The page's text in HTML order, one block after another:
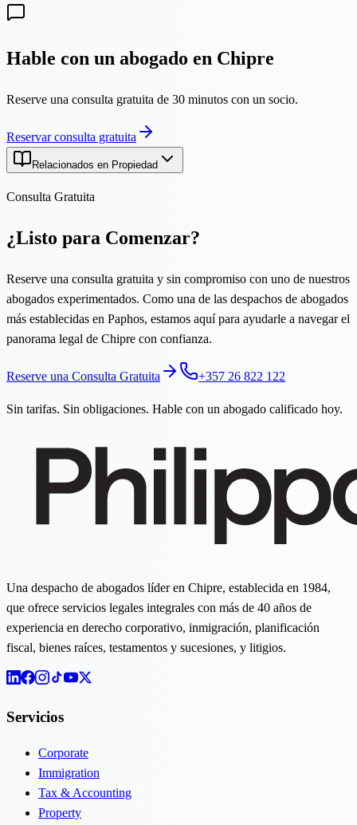
Hable con un abogado en Chipre
Reserve una consulta gratuita de 30 minutos con un socio.
Reservar consulta gratuita
Relacionados en Propiedad
Consulta Gratuita
¿Listo para Comenzar?
Reserve una consulta gratuita y sin compromiso con uno de nuestros
abogados experimentados. Como una de las despachos de abogados
más establecidas en Paphos, estamos aquí para ayudarle a navegar el
panorama legal de Chipre con confianza.
Reserve una Consulta Gratuita +357 26 822 122
Sin tarifas. Sin obligaciones. Hable con un abogado calificado hoy.
Una despacho de abogados líder en Chipre, establecida en 1984,
que ofrece servicios legales integrales con más de 40 años de
experiencia en derecho corporativo, inmigración, planificación
fiscal, bienes raíces, testamentos y sucesiones, y litigios.
Servicios
Corporate
Immigration
Tax & Accounting
Property